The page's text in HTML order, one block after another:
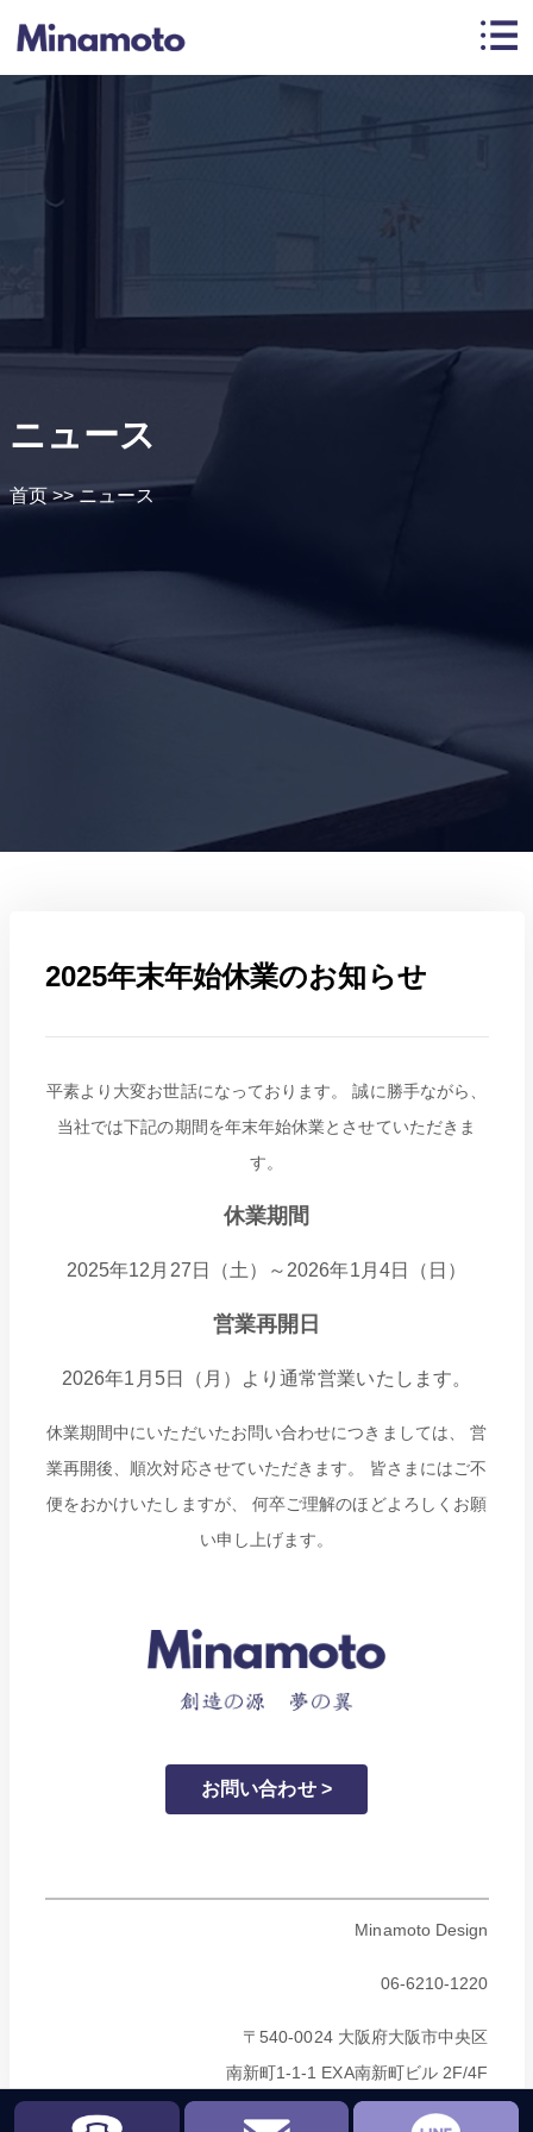
ニュース
首页>>ニュース
2025年末年始休業のお知らせ
平素より大変お世話になっております。 誠に勝手ながら、
当社では下記の期間を年末年始休業とさせていただきま
す。
休業期間
2025年12月27日（土）～2026年1月4日（日）
営業再開日
2026年1月5日（月）より通常営業いたします。
休業期間中にいただいたお問い合わせにつきましては、 営
業再開後、順次対応させていただきます。 皆さまにはご不
便をおかけいたしますが、 何卒ご理解のほどよろしくお願
い申し上げます。
お問い合わせ >
Minamoto Design
06-6210-1220
〒540-0024 大阪府大阪市中央区
南新町1-1-1 EXA南新町ビル 2F/4F